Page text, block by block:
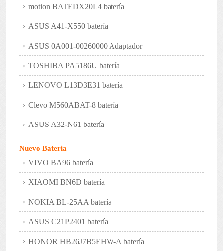
motion BATEDX20L4 batería
ASUS A41-X550 batería
ASUS 0A001-00260000 Adaptador
TOSHIBA PA5186U batería
LENOVO L13D3E31 batería
Clevo M560ABAT-8 batería
ASUS A32-N61 batería
Nuevo Bateria
VIVO BA96 batería
XIAOMI BN6D batería
NOKIA BL-25AA batería
ASUS C21P2401 batería
HONOR HB26J7B5EHW-A batería